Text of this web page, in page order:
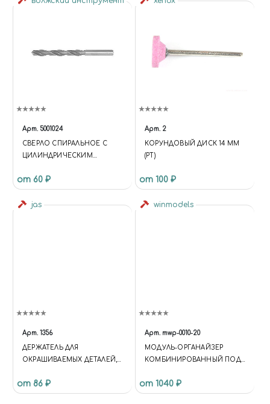
Арт. 5001024
СВЕРЛО СПИРАЛЬНОЕ С
ЦИЛИНДРИЧЕСКИМ
от 60 ₽
Арт. 2
КОРУНДОВЫЙ ДИСК 14 ММ
(РТ)
от 100 ₽
jas
Арт. 1356
ДЕРЖАТЕЛЬ ДЛЯ
ОКРАШИВАЕМЫХ ДЕТАЛЕЙ,
ШТ, JAS 1356
от 86 ₽
winmodels
Арт. mwp-0010-20
МОДУЛЬ-ОРГАНАЙЗЕР
КОМБИНИРОВАННЫЙ ПОД
от 1040 ₽